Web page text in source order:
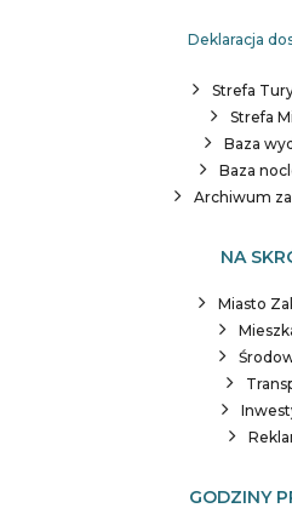
Deklaracja
Strefa
Strefa
Baza
Baza
Archiwum
NA
Miasto
GODZINY